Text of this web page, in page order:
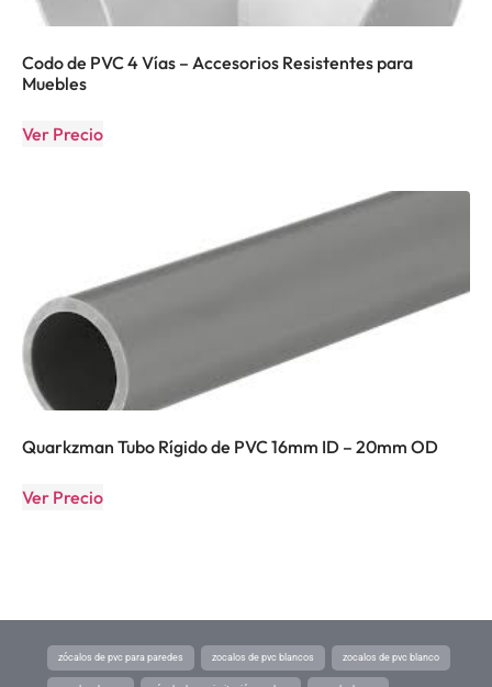
Codo de PVC 4 Vías – Accesorios Resistentes para
Muebles
Ver Precio
Quarkzman Tubo Rígido de PVC 16mm ID – 20mm OD
Ver Precio
zócalos de pvc para paredes zocalos de pvc blancos zocalos de pvc blanco